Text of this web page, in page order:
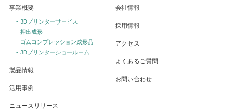
事業概要
- 3Dプリンターサービス
- 押出成形
- ゴムコンプレッション成形品
- 3Dプリンターショールーム
製品情報
活用事例
ニュースリリース
会社情報
採用情報
アクセス
よくあるご質問
お問い合わせ